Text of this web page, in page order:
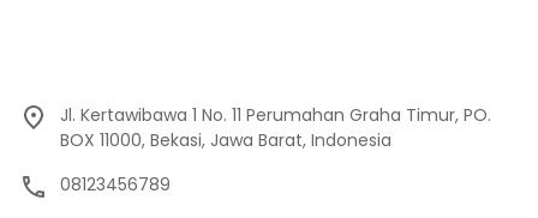
Jl. Kertawibawa 1 No. 11 Perumahan Graha Timur, PO.
BOX 11000, Bekasi, Jawa Barat, Indonesia
08123456789